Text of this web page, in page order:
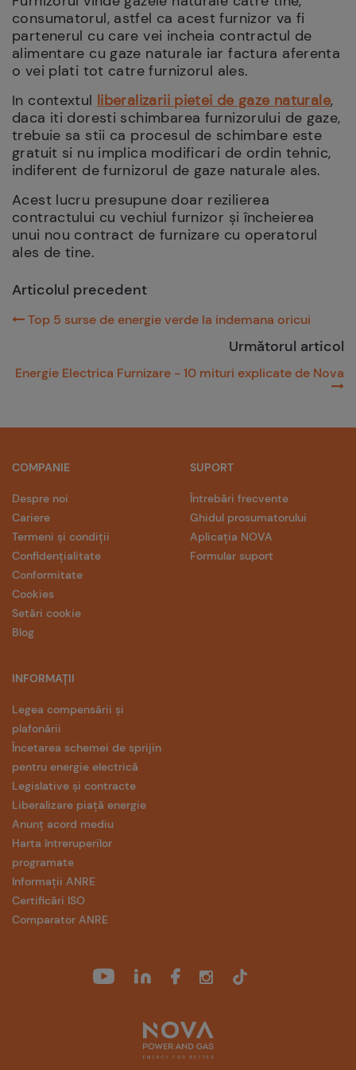
consumatorul, astfel ca acest furnizor va fi
partenerul cu care vei incheia contractul de
alimentare cu gaze naturale iar factura aferenta
o vei plati tot catre furnizorul ales.
In contextul liberalizarii pietei de gaze naturale,
daca iti doresti schimbarea furnizorului de gaze,
trebuie sa stii ca procesul de schimbare este
gratuit si nu implica modificari de ordin tehnic,
indiferent de furnizorul de gaze naturale ales.
Acest lucru presupune doar rezilierea
contractului cu vechiul furnizor și încheierea
unui nou contract de furnizare cu operatorul
ales de tine.
Articolul precedent
Top 5 surse de energie verde la indemana oricui
Următorul articol
Energie Electrica Furnizare - 10 mituri explicate de Nova
COMPANIE
Despre noi
Cariere
Termeni și condiții
Confidențialitate
Conformitate
Cookies
Setări cookie
Blog
INFORMAȚII
Legea compensării și
plafonării
Încetarea schemei de sprijin
pentru energie electrică
Legislative și contracte
Liberalizare piață energie
Anunț acord mediu
Harta întreruperilor
programate
Informații ANRE
Certificări ISO
Comparator ANRE
SUPORT
Întrebări frecvente
Ghidul prosumatorului
Aplicația NOVA
Formular suport